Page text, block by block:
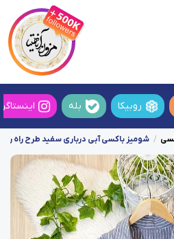
روبیکا بله
شومیز باکسی آبی درباری سفید طرح راه راه